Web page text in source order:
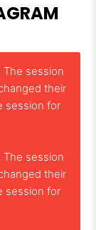
The session
their
session for
The session
their
session for